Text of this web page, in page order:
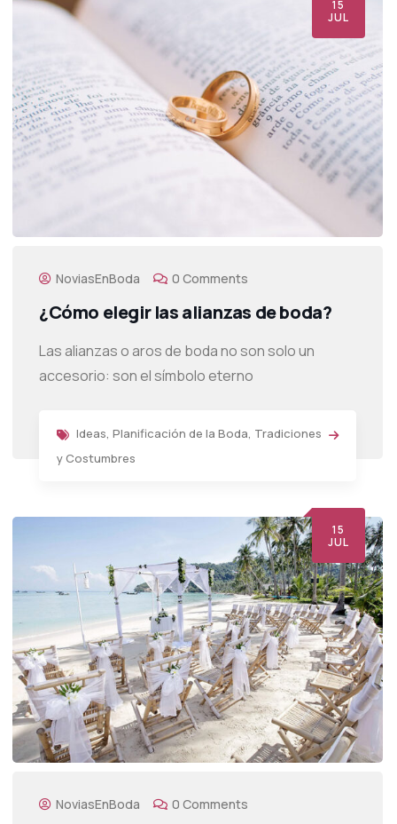
15
JUL
NoviasEnBoda 0 Comments
¿Cómo elegir las alianzas de boda?
Las alianzas o aros de boda no son solo un
accesorio: son el símbolo eterno
Ideas, Planificación de la Boda, Tradiciones
y Costumbres
15
JUL
NoviasEnBoda 0 Comments